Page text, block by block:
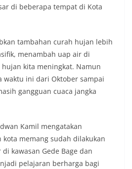
di beberapa tempat di Kota
tambahan curah hujan lebih
menambah uap air di
kita meningkat. Namun
waktu ini dari Oktober sampai
gangguan cuaca jangka
Kamil mengatakan
memang sudah dilakukan
kawasan Gede Bage dan
pelajaran berharga bagi